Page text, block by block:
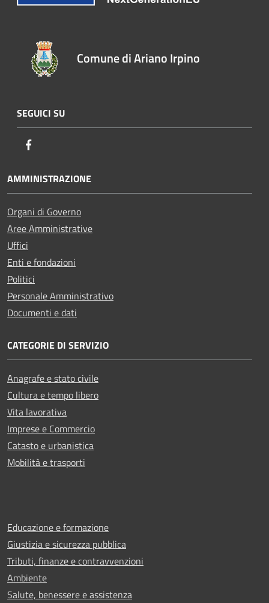
Comune di Ariano Irpino
SEGUICI SU
AMMINISTRAZIONE
Organi di Governo
Aree Amministrative
Uffici
Enti e fondazioni
Politici
Personale Amministrativo
Documenti e dati
CATEGORIE DI SERVIZIO
Anagrafe e stato civile
Cultura e tempo libero
Vita lavorativa
Imprese e Commercio
Catasto e urbanistica
Mobilità e trasporti
Educazione e formazione
Giustizia e sicurezza pubblica
Tributi, finanze e contravvenzioni
Ambiente
Salute, benessere e assistenza